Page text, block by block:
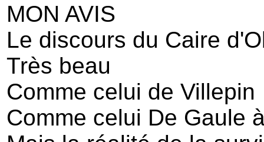
MON AVIS
Le discours du Caire
Très beau
Comme celui de Villepin
Comme celui De Gaule